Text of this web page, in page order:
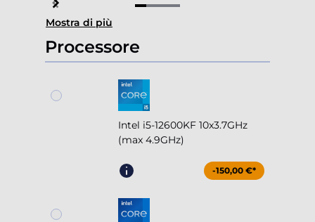
Item
1
of
4
Mostra di più
Processore
Intel i5-12600KF 10x3.7GHz
(max 4.9GHz)
-150,00 €*